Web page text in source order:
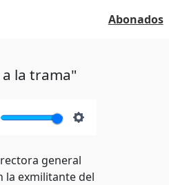
Abonados
la trama"
general
la exmilitante del